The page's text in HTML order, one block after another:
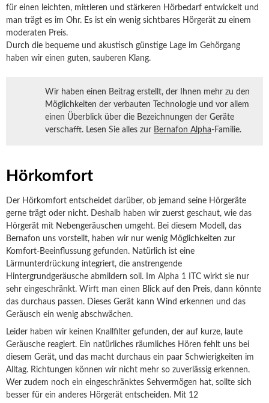
für einen leichten, mittleren und stärkeren Hörbedarf entwickelt und
man trägt es im Ohr. Es ist ein wenig sichtbares Hörgerät zu einem
moderaten Preis.
Durch die bequeme und akustisch günstige Lage im Gehörgang
haben wir einen guten, sauberen Klang.
Wir haben einen Beitrag erstellt, der Ihnen mehr zu den
Möglichkeiten der verbauten Technologie und vor allem
einen Überblick über die Bezeichnungen der Geräte
verschafft. Lesen Sie alles zur Bernafon Alpha-Familie.
Hörkomfort
Der Hörkomfort entscheidet darüber, ob jemand seine Hörgeräte
gerne trägt oder nicht. Deshalb haben wir zuerst geschaut, wie das
Hörgerät mit Nebengeräuschen umgeht. Bei diesem Modell, das
Bernafon uns vorstellt, haben wir nur wenig Möglichkeiten zur
Komfort-Beeinflussung gefunden. Natürlich ist eine
Lärmunterdrückung integriert, die anstrengende
Hintergrundgeräusche abmildern soll. Im Alpha 1 ITC wirkt sie nur
sehr eingeschränkt. Wirft man einen Blick auf den Preis, dann könnte
das durchaus passen. Dieses Gerät kann Wind erkennen und das
Geräusch ein wenig abschwächen.
Leider haben wir keinen Knallfilter gefunden, der auf kurze, laute
Geräusche reagiert. Ein natürliches räumliches Hören fehlt uns bei
diesem Gerät, und das macht durchaus ein paar Schwierigkeiten im
Alltag. Richtungen können wir nicht mehr so zuverlässig erkennen.
Wer zudem noch ein eingeschränktes Sehvermögen hat, sollte sich
besser für ein anderes Hörgerät entscheiden. Mit 12